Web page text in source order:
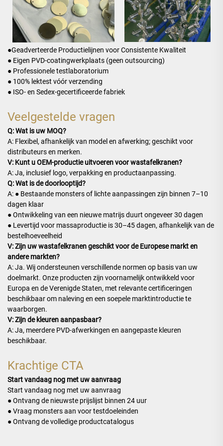
●Geadverteerde Productielijnen voor Consistente Kwaliteit
● Eigen PVD-coatingwerkplaats (geen outsourcing)
● Professionele testlaboratorium
● 100% lektest vóór verzending
● ISO- en Sedex-gecertificeerde fabriek
Veelgestelde vragen
Q: Wat is uw MOQ?
A: Flexibel, afhankelijk van model en afwerking; geschikt voor
distributeurs en merken.
V: Kunt u OEM-productie uitvoeren voor wastafelkranen?
A: Ja, inclusief logo, verpakking en productaanpassing.
Q: Wat is de doorlooptijd?
A: ● Bestaande monsters of lichte aanpassingen zijn binnen 7–10
dagen klaar
● Ontwikkeling van een nieuwe matrijs duurt ongeveer 30 dagen
● Levertijd voor massaproductie is 30–45 dagen, afhankelijk van de
bestelhoeveelheid
V: Zijn uw wastafelkranen geschikt voor de Europese markt en
andere markten?
A: Ja. Wij ondersteunen verschillende normen op basis van uw
doelmarkt. Onze producten zijn voornamelijk ontwikkeld voor
Europa en de Verenigde Staten, met relevante certificeringen
beschikbaar om naleving en een soepele marktintroductie te
waarborgen.
V: Zijn de kleuren aanpasbaar?
A: Ja, meerdere PVD-afwerkingen en aangepaste kleuren
beschikbaar.
Krachtige CTA
Start vandaag nog met uw aanvraag
Start vandaag nog met uw aanvraag
● Ontvang de nieuwste prijslijst binnen 24 uur
● Vraag monsters aan voor testdoeleinden
● Ontvang de volledige productcatalogus